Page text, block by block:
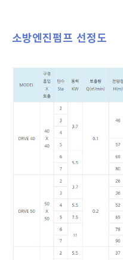
소방엔진펌프 선정도